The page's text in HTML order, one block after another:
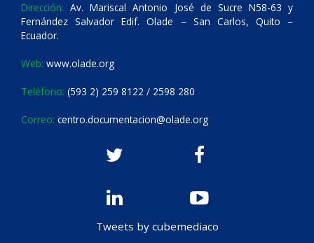
Dirección: Av. Mariscal Antonio José de Sucre N58-63 y
Fernández Salvador Edif. Olade – San Carlos, Quito –
Ecuador.
Web: www.olade.org
Teléfono: (593 2) 259 8122 / 2598 280
Correo: centro.documentacion@olade.org
Tweets by cubemediaco